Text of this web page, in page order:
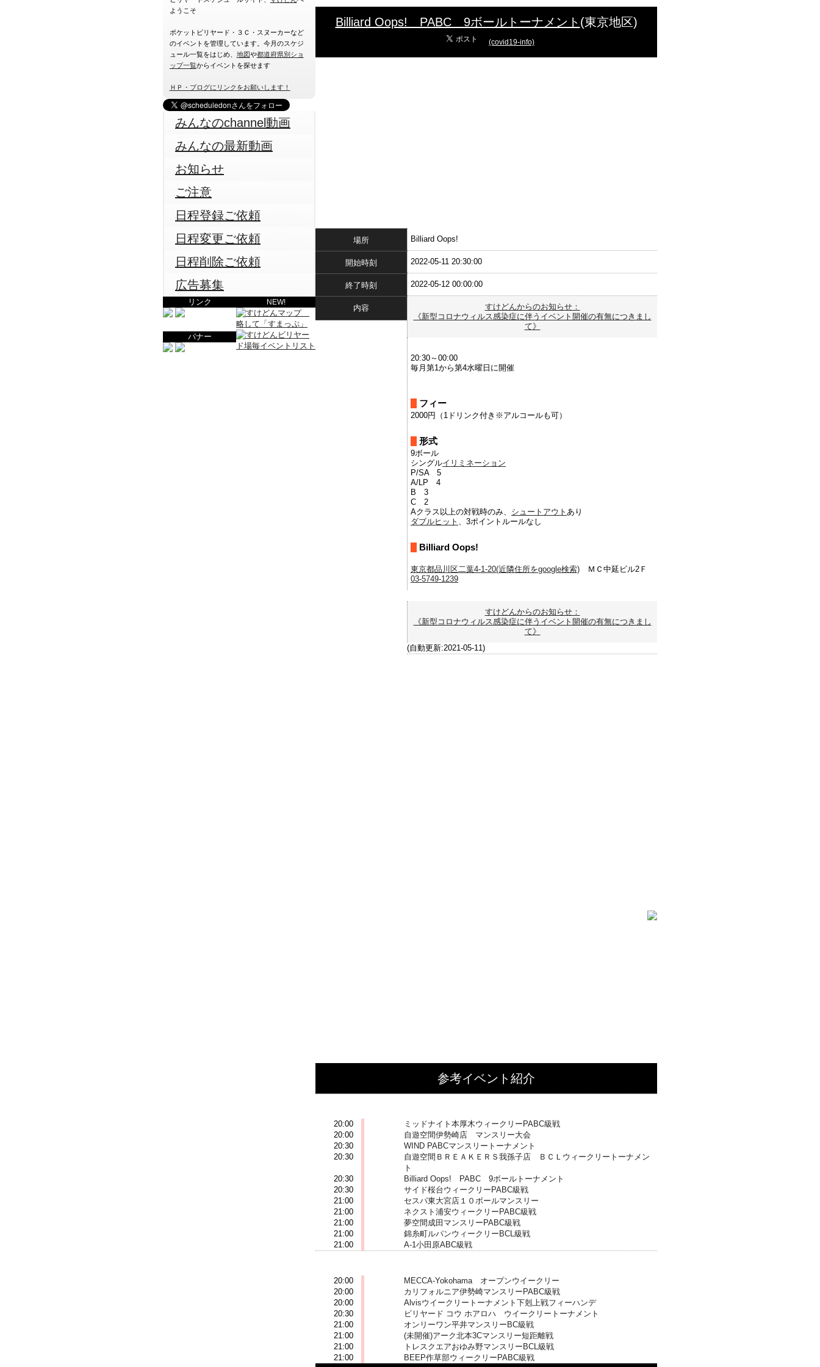
ようこそ
ポケットビリヤード・３Ｃ・スヌーカーなど
のイベントを管理しています。今月のスケジ
ュール一覧をはじめ、 地図や都道府県別ショ
ップ一覧からイベントを探せます
ＨＰ・ブログにリンクをお願いします！
みんなのchannel動画
みんなの最新動画
お知らせ
ご注意
日程登録ご依頼
日程変更ご依頼
日程削除ご依頼
広告募集
リンク
バナー
NEW!
Billiard Oops! PABC 9ボールトーナメント (東京地区)
(covid19-info)
場所 Billiard Oops!
開始時刻 2022-05-11 20:30:00
終了時刻 2022-05-12 00:00:00
内容
すけどんからのお知らせ：
《新型コロナウィルス感染症に伴うイベント開催の有無につきまし
て》
20:30～00:00
毎月第1から第4水曜日に開催
フィー
2000円（1ドリンク付き※アルコールも可）
形式
9ボール
シングルイリミネーション
P/SA 5
A/LP 4
B 3
C 2
Aクラス以上の対戦時のみ、 シュートアウト あり
ダブルヒット
、3ポイントルールなし
Billiard Oops!
東京都品川区二葉4-1-20(近隣住所をgoogle検索) ＭＣ中延ビル2Ｆ
03-5749-1239
すけどんからのお知らせ：
《新型コロナウィルス感染症に伴うイベント開催の有無につきまし
て》
(自動更新:2021-05-11)
参考イベント紹介
20:00
ミッドナイト本厚木ウィークリーPABC級戦
20:00
自遊空間伊勢崎店 マンスリー大会
20:30
WIND PABCマンスリートーナメント
20:30
自遊空間ＢＲＥＡＫＥＲＳ我孫子店 ＢＣＬウィークリートーナメン
ト
20:30
Billiard Oops! PABC 9ボールトーナメント
20:30
サイド桜台ウィークリーPABC級戦
21:00
セスパ東大宮店１０ボールマンスリー
21:00
ネクスト浦安ウィークリーPABC級戦
21:00
夢空間成田マンスリーPABC級戦
21:00
錦糸町ルパンウィークリーBCL級戦
21:00
A-1小田原ABC級戦
20:00
MECCA-Yokohama オープンウイークリー
20:00
カリフォルニア伊勢崎マンスリーPABC級戦
20:00
Alvisウイークリートーナメント下剋上戦フィーハンデ
20:30
ビリヤード コウ ホアロハ ウイークリートーナメント
21:00
オンリーワン平井マンスリーBC級戦
21:00
(未開催)アーク北本3Cマンスリー短距離戦
21:00
トレスクエアおゆみ野マンスリーBCL級戦
21:00
BEEP作草部ウィークリーPABC級戦